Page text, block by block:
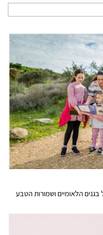
הלאומיים ושמורות הטבע